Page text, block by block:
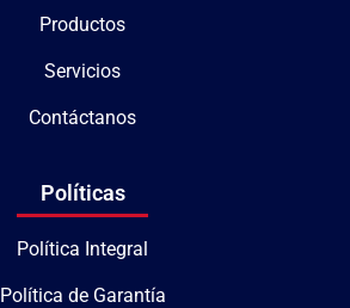
Productos
Servicios
Contáctanos
Políticas
Política Integral
Política de Garantía